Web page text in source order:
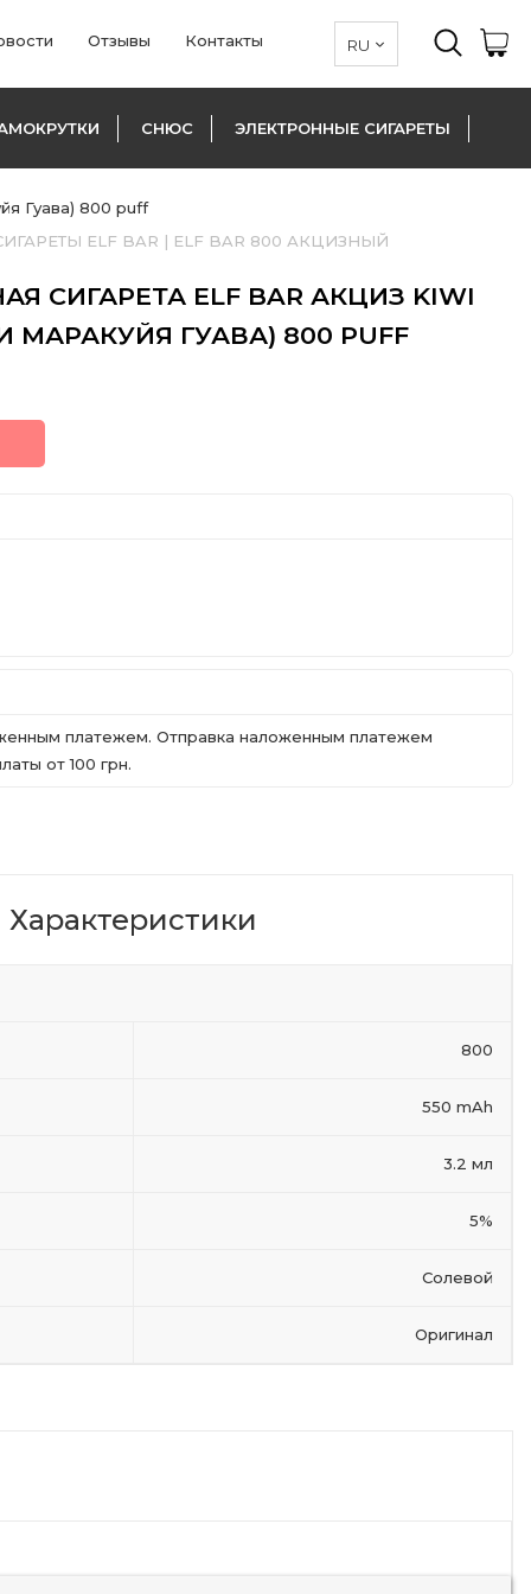
Отзывы Контакты
СНЮС ЭЛЕКТРОННЫЕ СИГАРЕТЫ
Гуава) 800 puff
ELF BAR | ELF BAR 800 АКЦИЗНЫЙ
СИГАРЕТА ELF BAR АКЦИЗ KIWI
МАРАКУЙЯ ГУАВА) 800 PUFF
платежем. Отправка наложенным платежем
от 100 грн.
Характеристики
800
550 mAh
3.2 мл
5%
Солевой
Оригинал